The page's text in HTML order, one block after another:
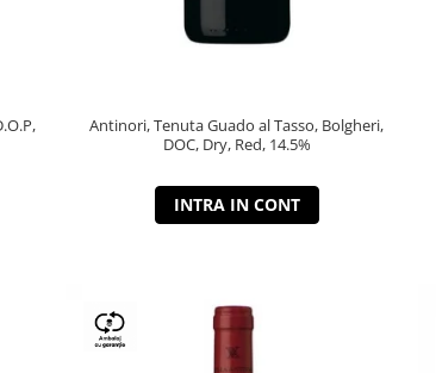
Antinori, Tenuta Guado al Tasso, Bolgheri,
DOC, Dry, Red, 14.5%
INTRA IN CONT